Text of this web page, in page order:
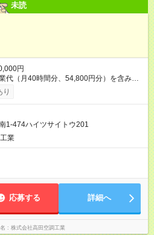
未読
円
代（月40時間分、54,800円分）を含みま
給します
り
1-474ハイツサイトウ201
業
応募する 詳細へ
株式会社高田空調工業